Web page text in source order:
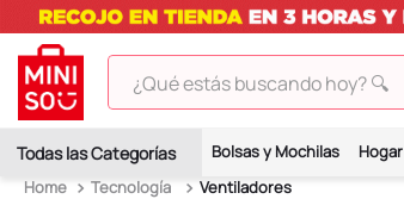
¿Qué estás buscando hoy? 🔍
Bolsas y Mochilas Hogar
Tecnología
Ventiladores